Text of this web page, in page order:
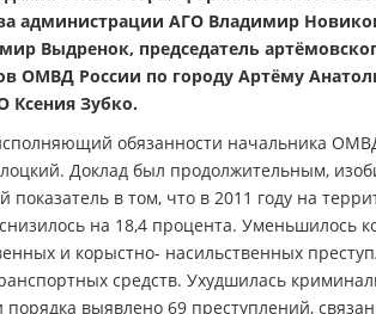
администрации АГО Владимир
Выдренок, председатель
ОМВД России по городу Артёму
Ксения Зубко.
обязанности начальника
Доклад был продолжительным,
в том, что в 2011 году на
на 18,4 процента. Уменьшилось
и корыстно- насильственных
средств. Ухудшилась
выявлено 69 преступлений,